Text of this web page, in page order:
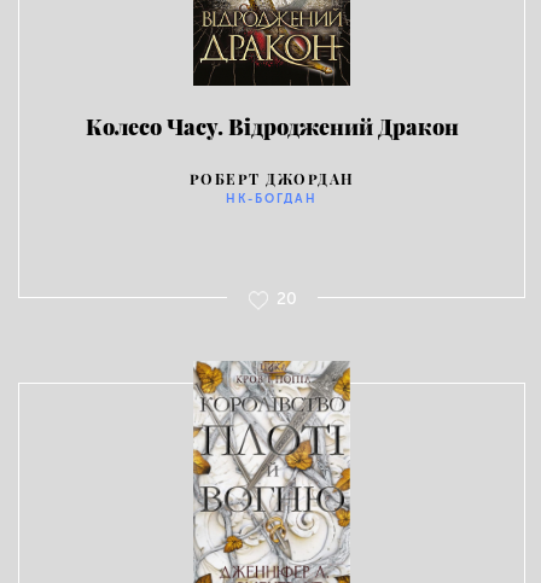
Колесо Часу. Відроджений Дракон
РОБЕРТ ДЖОРДАН
НК-БОГДАН
20